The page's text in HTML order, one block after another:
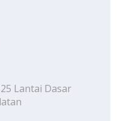
Lantai Dasar